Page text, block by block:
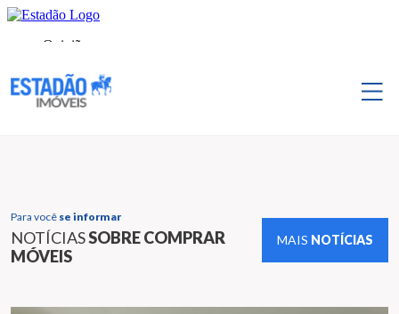
Para você se informar
NOTÍCIASSOBRE COMPRAR
MÓVEIS
MAIS NOTÍCIAS